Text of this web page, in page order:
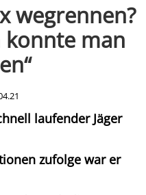
wegrennen?
man
laufender Jäger
zufolge war er